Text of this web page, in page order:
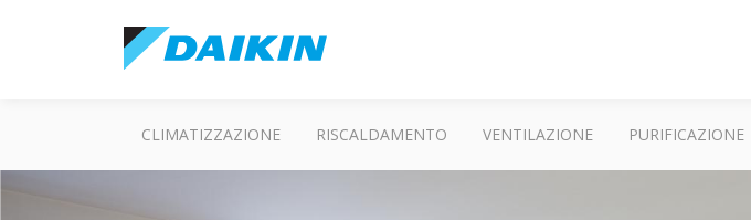
CLIMATIZZAZIONE RISCALDAMENTO VENTILAZIONE PURIFICAZIONE